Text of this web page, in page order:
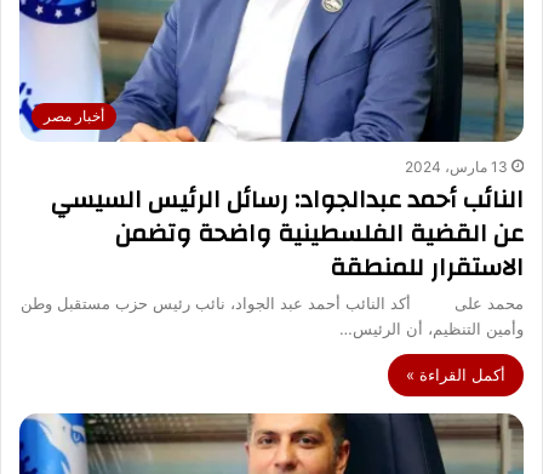
أخبار مصر
13 مارس، 2024
النائب أحمد عبدالجواد: رسائل الرئيس السيسي
عن القضية الفلسطينية واضحة وتضمن
الاستقرار للمنطقة
محمد على أكد النائب أحمد عبد الجواد، نائب رئيس حزب مستقبل وطن
وأمين التنظيم، أن الرئيس…
أكمل القراءة »